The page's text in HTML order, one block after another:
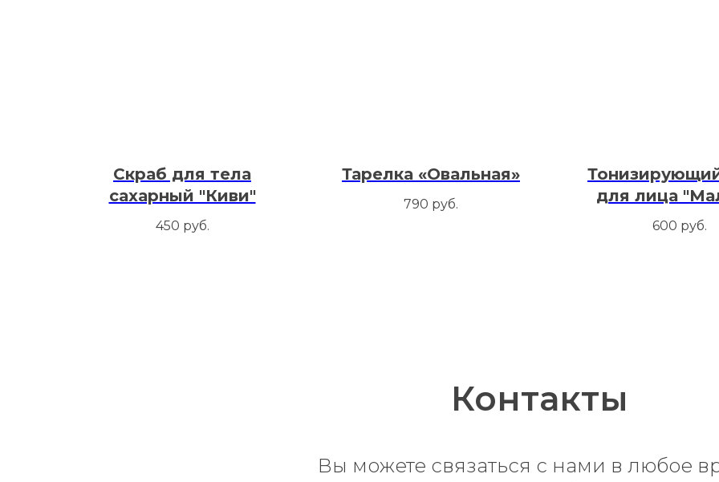
Скраб для тела
сахарный "Киви"
450 руб.
Тарелка «Овальная»
790 руб.
для лица
600 руб.
Контакты
Вы можете связаться с нами в любое